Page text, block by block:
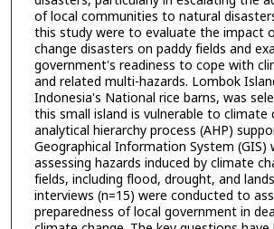
of local communities to natural
this study were to evaluate the impact
change disasters on paddy fields and
government's readiness to cope with
and related multi-hazards. Lombok
Indonesia's National rice barns, was
this small island is vulnerable to climate
analytical hierarchy process (AHP)
Geographical Information System (GIS)
assessing hazards induced by climate
fields, including flood, drought, and
interviews (n=15) were conducted to
preparedness of local government in